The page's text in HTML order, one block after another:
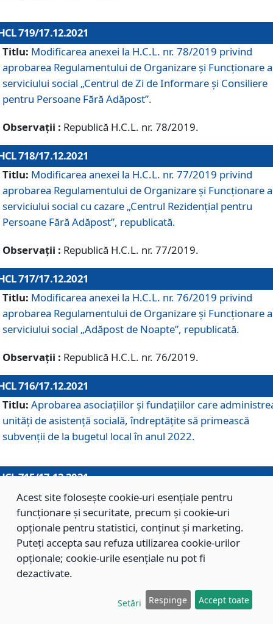
719/17.12.2021
Titlu: Modificarea anexei la H.C.L. nr. 78/2019 privind
aprobarea Regulamentului de Organizare și Funcționare
serviciului social „Centrul de Zi de Informare şi Consiliere
pentru Persoane Fără Adăpost”.
Observații : Republică H.C.L. nr. 78/2019.
718/17.12.2021
Titlu: Modificarea anexei la H.C.L. nr. 77/2019 privind
aprobarea Regulamentului de Organizare și Funcționare
serviciului social cu cazare „Centrul Rezidențial pentru
Persoane Fără Adăpost”, republicată.
Observații : Republică H.C.L. nr. 77/2019.
717/17.12.2021
Titlu: Modificarea anexei la H.C.L. nr. 76/2019 privind
aprobarea Regulamentului de Organizare şi Funcționare
serviciului social „Adăpost de Noapte”, republicată.
Observații : Republică H.C.L. nr. 76/2019.
716/17.12.2021
Titlu: Aprobarea asociaţiilor şi fundaţiilor care
unităţi de asistenţă socială, îndreptăţite să primească
subvenţii de la bugetul local în anul 2022.
715/17.12.2021
Titlu: Aprobarea Planului de acţiuni sau lucrări de interes
local pentru anul 2022.
714/17.12.2021
Titlu: Modificarea Anexei la H.C.L. nr. 709/2020 privind
aprobarea Regulamentului de Organizare şi Funcţionare
Direcţiei de Asistenţă Socială Braşov.
Acest site folosește cookie-uri esențiale pentru
funcționare și securitate, precum și cookie-uri
opționale pentru statistici, conținut și marketing.
Puteți accepta sau refuza utilizarea cookie-urilor
opționale; cookie-urile esențiale nu pot fi
dezactivate.
Setări Respinge Accept toate